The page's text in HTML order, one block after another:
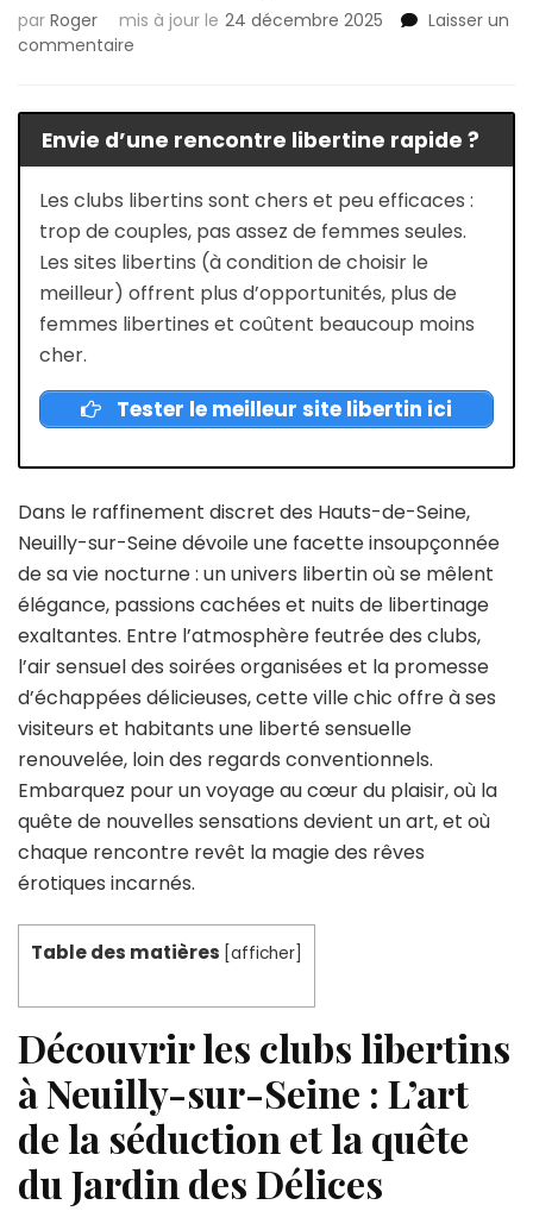
par Roger mis à jour le 24 décembre 2025
Laisser un
commentaire
à
Neuilly-
sur-
Seine
Les
secrets
du
libertinage
Envie d’une rencontre libertine rapide ?
Les clubs libertins sont chers et peu efficaces :
trop de couples, pas assez de femmes seules.
Les sites libertins (à condition de choisir le
meilleur) offrent plus d’opportunités, plus de
femmes libertines et coûtent beaucoup moins
cher.
Tester le meilleur site libertin ici
Dans le raffinement discret des Hauts-de-Seine,
Neuilly-sur-Seine dévoile une facette insoupçonnée
de sa vie nocturne : un univers libertin où se mêlent
élégance, passions cachées et nuits de libertinage
exaltantes. Entre l’atmosphère feutrée des clubs,
l’air sensuel des soirées organisées et la promesse
d’échappées délicieuses, cette ville chic offre à ses
visiteurs et habitants une liberté sensuelle
renouvelée, loin des regards conventionnels.
Embarquez pour un voyage au cœur du plaisir, où la
quête de nouvelles sensations devient un art, et où
chaque rencontre revêt la magie des rêves
érotiques incarnés.
Table des matières [afficher]
Découvrir les clubs libertins
à Neuilly-sur-Seine : L’art
de la séduction et la quête
du Jardin des Délices